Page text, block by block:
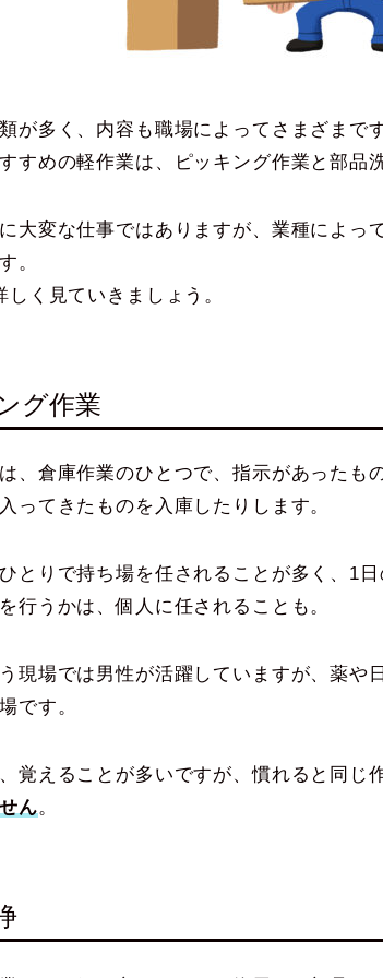
が多く、内容も職場によってさまざまです
すめの軽作業は、ピッキング作業と部品
大変な仕事ではありますが、業種によって
。
く見ていきましょう。
グ作業
、倉庫作業のひとつで、指示があったも
ってきたものを入庫したりします。
とりで持ち場を任されることが多く、1
行うかは、個人に任されることも。
現場では男性が活躍していますが、薬や
です。
覚えることが多いですが、慣れると同じ
ん。